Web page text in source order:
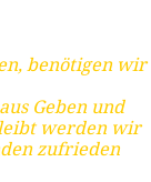
benötigen wir
Geben und
werden wir
zufrieden